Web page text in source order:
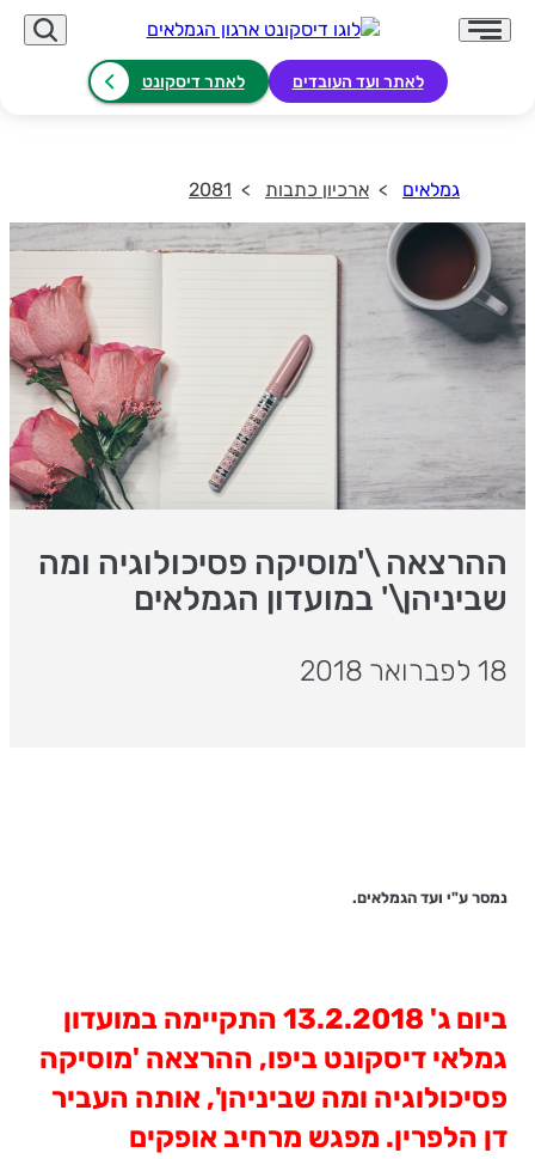
לאתר ועד העובדים לאתר דיסקונט
גמלאים ארכיון כתבות 2081
ההרצאה \'מוסיקה פסיכולוגיה ומה
שביניהן\' במועדון הגמלאים
18 לפברואר 2018
נמסר ע"י ועד הגמלאים.
ביום ג' 13.2.2018 התקיימה במועדון
גמלאי דיסקונט ביפו, ההרצאה 'מוסיקה
פסיכולוגיה ומה שביניהן', אותה העביר
דן הלפרין. מפגש מרחיב אופקים